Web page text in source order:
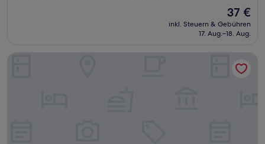
Der
Preis
beträgt
37 €
inkl. Steuern & Gebühren
17. Aug.–18. Aug.
San Diego Express Barro Preto